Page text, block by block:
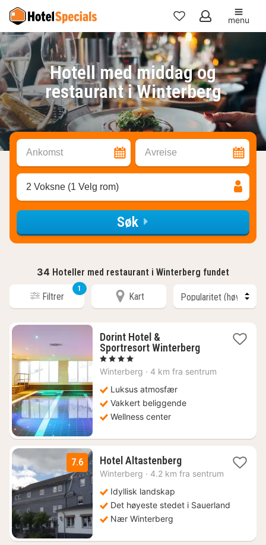
Mine
favoritter
menu
Hotell med middag og
restaurant i Winterberg
Ankomst Avreise
2 Voksne (1 Velg rom)
Søk
34 Hoteller med restaurant i Winterberg fundet
Filtrer
1
Kart
Dorint Hotel &
Sportresort Winterberg1
fra
, 4 Stjerner
Winterberg · 4 km fra sentrum
Luksus atmosfær
Vakkert beliggende
Wellness center
7.6 Hotel Altastenberg2
netter
kr.
Winterberg · 4.2 km fra sentrum
Idyllisk landskap
Det høyeste stedet i Sauerland
Nær Winterberg